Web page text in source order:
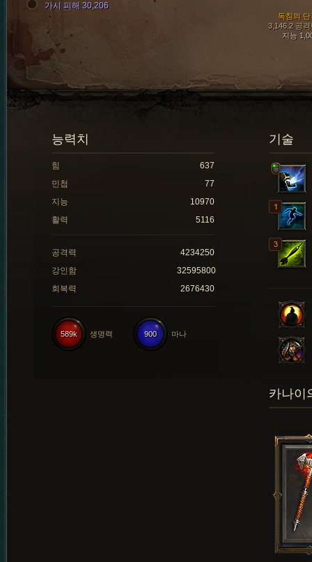
독침의 단
3,146.2 공격
지능
가시 피해 30,206
기술
능력치
힘
637
민첩
77
지능
10970
활력
5116
공격력
4234250
강인함
32595800
회복력
2676430
900 마나
589k 생명력
카나이